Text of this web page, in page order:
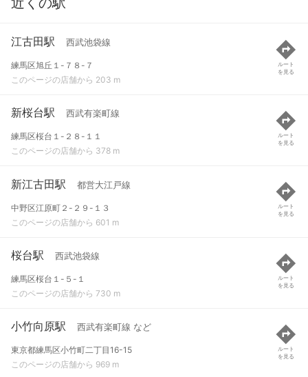
江古田駅 西武池袋線
練馬区旭丘１-７８-７
このページの店舗から 203 m
ルート
を見る
新桜台駅 西武有楽町線
練馬区桜台１-２８-１１
このページの店舗から 378 m
ルート
を見る
新江古田駅 都営大江戸線
中野区江原町２-２９-１３
このページの店舗から 601 m
ルート
を見る
桜台駅 西武池袋線
練馬区桜台１-５-１
このページの店舗から 730 m
ルート
を見る
小竹向原駅 西武有楽町線 など
東京都練馬区小竹町二丁目16-15
このページの店舗から 969 m
ルート
を見る